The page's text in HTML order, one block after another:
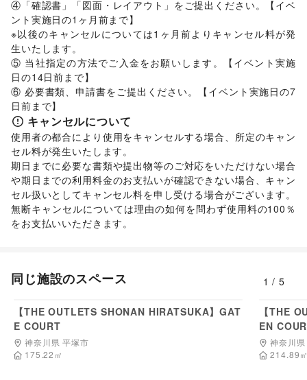
その他活動・個人
④「確認書」「図面・レイアウト」をご提出ください。【イベ
ント実施日の1ヶ月前まで】
※以後のキャンセルについては1ヶ月前よりキャンセル料が発
生いたします。
⑤ 当社指定の方法でご入金をお願いします。【イベント実施
日の14日前まで】
⑥ 必要書類、申請書をご提出ください。【イベント実施日の7
日前まで】
キャンセルについて
使用者の都合により使用をキャンセルする場合、所定のキャン
セル料が発生いたします。
期日までに必要な書類や提出物等のご対応をいただけない場合
や期日までの利用料金のお支払いが確認できない場合、キャン
セル扱いとしてキャンセル料を申し受ける場合がございます。
無断キャンセルについては理由の如何を問わず使用料の100％
をお支払いいただきます。
同じ施設のスペース 1 /5
【THE OUTLETS SHONAN HIRATSUKA】GAT
E COURT
神奈川県 平塚市
175.22 ㎡
【THE
EN
神奈川
214.89